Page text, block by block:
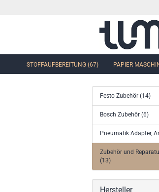
STOFFAUFBEREITUNG (67) PAPIER
Festo Zubehör (14)
Bosch Zubehör (6)
Pneumatik Adapter,
Zubehör und
(13)
Hersteller